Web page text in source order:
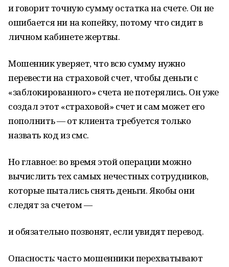
и говорит точную сумму остатка на счете. Он не
ошибается ни на копейку, потому что сидит в
личном кабинете жертвы.
Мошенник уверяет, что всю сумму нужно
перевести на страховой счет, чтобы деньги с
«заблокированного» счета не потерялись. Он уже
создал этот «страховой» счет и сам может его
пополнить — от клиента требуется только
назвать код из смс.
Но главное: во время этой операции можно
вычислить тех самых нечестных сотрудников,
которые пытались снять деньги. Якобы они
следят за счетом —
и обязательно позвонят, если увидят перевод.
Опасность: часто мошенники перехватывают